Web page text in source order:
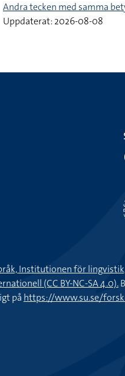
Andra tecken med samma
Uppdaterat: 2026-08-08
Institutionen för
(CC BY-NC-SA 4.0).
på https://www.su.se/